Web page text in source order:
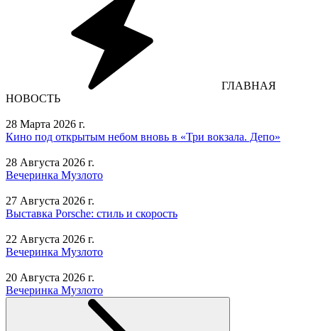
ГЛАВНАЯ
НОВОСТЬ
28 Марта 2026 г.
Кино под открытым небом вновь в «Три вокзала. Депо»
28 Августа 2026 г.
Вечеринка Музлото
27 Августа 2026 г.
Выставка Porsche: стиль и скорость
22 Августа 2026 г.
Вечеринка Музлото
20 Августа 2026 г.
Вечеринка Музлото